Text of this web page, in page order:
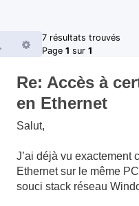
RechercherRecherche
avancée
7 résultats trouvés
Page 1 sur 1
Re: Accès à
en Ethernet
Salut,
J’ai déjà vu exactement
Ethernet sur le même
souci stack réseau